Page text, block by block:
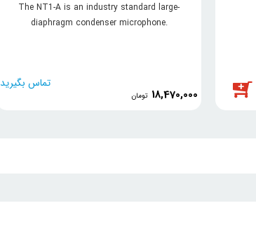
The NT1-A is an industry standard large-
diaphragm condenser microphone.
18,470,000 تومان
تماس بگیرید